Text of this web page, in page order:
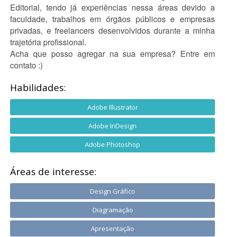
Editorial, tendo já experiências nessa áreas devido a
faculdade, trabalhos em órgãos públicos e empresas
privadas, e freelancers desenvolvidos durante a minha
trajetória profissional.
Acha que posso agregar na sua empresa? Entre em
contato :)
Habilidades:
Adobe Illustrator
Adobe InDesign
Adobe Photoshop
Áreas de interesse:
Design Gráfico
Diagramação
Apresentação